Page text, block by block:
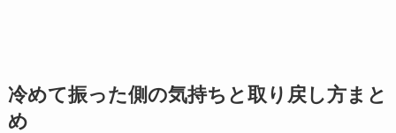
冷めて振った側の気持ちと取り戻し方まと
め